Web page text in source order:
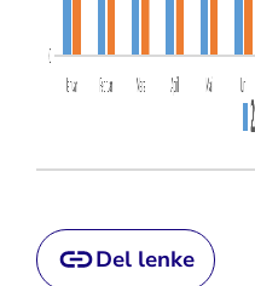
Del lenke